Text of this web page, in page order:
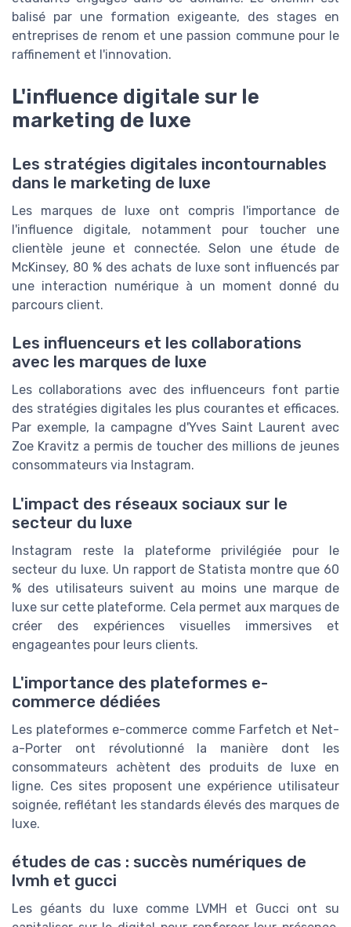
balisé par une formation exigeante, des stages en
entreprises de renom et une passion commune pour le
raffinement et l'innovation.
L'influence digitale sur le
marketing de luxe
Les stratégies digitales incontournables
dans le marketing de luxe
Les marques de luxe ont compris l'importance de
l'influence digitale, notamment pour toucher une
clientèle jeune et connectée. Selon une étude de
McKinsey, 80 % des achats de luxe sont influencés par
une interaction numérique à un moment donné du
parcours client.
Les influenceurs et les collaborations
avec les marques de luxe
Les collaborations avec des influenceurs font partie
des stratégies digitales les plus courantes et efficaces.
Par exemple, la campagne d'Yves Saint Laurent avec
Zoe Kravitz a permis de toucher des millions de jeunes
consommateurs via Instagram.
L'impact des réseaux sociaux sur le
secteur du luxe
Instagram reste la plateforme privilégiée pour le
secteur du luxe. Un rapport de Statista montre que 60
% des utilisateurs suivent au moins une marque de
luxe sur cette plateforme. Cela permet aux marques de
créer des expériences visuelles immersives et
engageantes pour leurs clients.
L'importance des plateformes e-
commerce dédiées
Les plateformes e-commerce comme Farfetch et Net-
a-Porter ont révolutionné la manière dont les
consommateurs achètent des produits de luxe en
ligne. Ces sites proposent une expérience utilisateur
soignée, reflétant les standards élevés des marques de
luxe.
études de cas : succès numériques de
lvmh et gucci
Les géants du luxe comme LVMH et Gucci ont su